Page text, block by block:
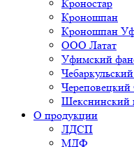
Кроностар
Кроношпан
Кроношпан
ООО Латат
Уфимский
Шекснинский
О продукции
ЛДСП
МДФ